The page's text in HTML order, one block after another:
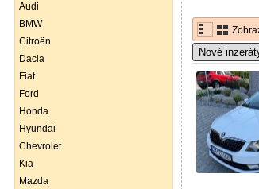
Audi
BMW
Citroën
Dacia
Fiat
Ford
Honda
Hyundai
Chevrolet
Kia
Mazda
Nové